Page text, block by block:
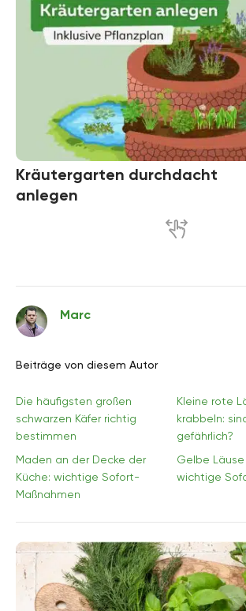
Kräutergarten durchdacht
anlegen
Marc
Beiträge von diesem Autor
Die häufigsten großen
schwarzen Käfer richtig
bestimmen
Kleine rote
krabbeln:
gefährlich?
Maden an der Decke der
Küche: wichtige Sofort-
Maßnahmen
Gelbe
wichtige